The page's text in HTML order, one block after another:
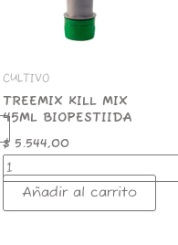
CULTIVO
TREEMIX KILL MIX
45ML BIOPESTIIDA
$5.544,00
Añadir al carrito